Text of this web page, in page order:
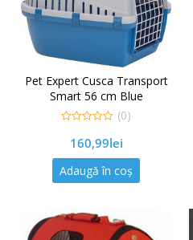
Pet Expert Cusca Transport
Smart 56 cm Blue
out
5
(0)
160,99lei
Adaugă în coș